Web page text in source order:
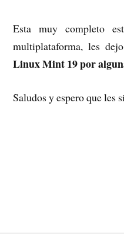
Esta muy completo
multiplataforma, les
Linux Mint 19 por
Saludos y espero que les